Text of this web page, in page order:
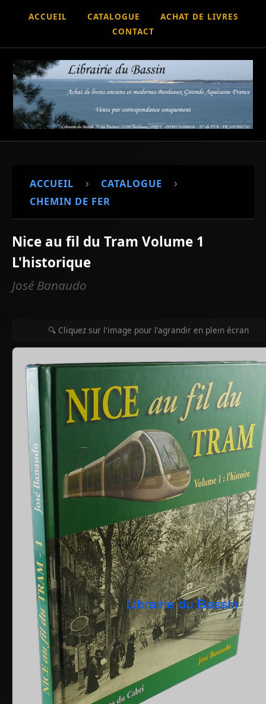
ACCUEIL CATALOGUE
ACHAT DE LIVRES
CONTACT
ACCUEIL › CATALOGUE ›
CHEMIN DE FER
Nice au fil du Tram Volume 1
L'historique
José Banaudo
🔍 Cliquez sur l'image pour l'agrandir en plein écran